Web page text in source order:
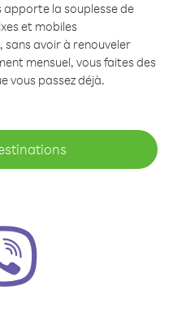
apporte la souplesse de
et mobiles
avoir à renouveler
mensuel, vous faites des
vous passez déjà.